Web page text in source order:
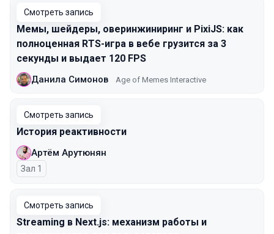
Смотреть запись
Мемы, шейдеры, оверинжиниринг и PixiJS: как
полноценная RTS-игра в вебе грузится за 3
секунды и выдает 120 FPS
Данила Симонов Age of Memes Interactive
Смотреть запись
История реактивности
Артём Арутюнян
Зал 1
Смотреть запись
Streaming в Next.js: механизм работы и